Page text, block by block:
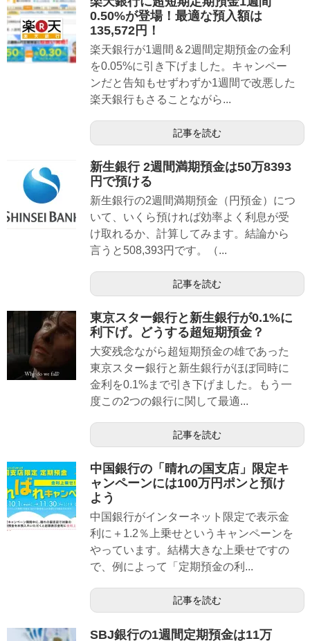
0.50%が登場！最適な預入額は
135,572円！
楽天銀行が1週間＆2週間定期預金の金利
を0.05%に引き下げました。キャンペー
ンだと告知もせずわずか1週間で改悪した
楽天銀行もさることながら...
記事を読む
新生銀行 2週間満期預金は50万8393
円で預ける
新生銀行の2週間満期預金（円預金）につ
いて、いくら預ければ効率よく利息が受
け取れるか、計算してみます。結論から
言うと508,393円です。（...
記事を読む
東京スター銀行と新生銀行が0.1%に
利下げ。どうする超短期預金？
大変残念ながら超短期預金の雄であった
東京スター銀行と新生銀行がほぼ同時に
金利を0.1%まで引き下げました。もう一
度この2つの銀行に関して最適...
記事を読む
中国銀行の「晴れの国支店」限定キ
ャンペーンには100万円ポンと預け
よう
中国銀行がインターネット限定で表示金
利に＋1.2％上乗せというキャンペーンを
やっています。結構大きな上乗せですの
で、例によって「定期預金の利...
記事を読む
SBJ銀行の1週間定期預金は11万